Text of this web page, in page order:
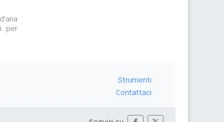
per
Strumenti
Contattaci